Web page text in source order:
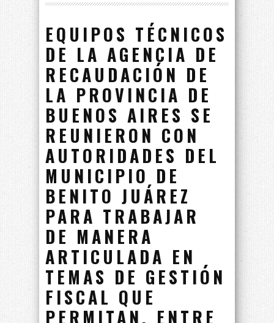
EQUIPOS TÉCNICOS
DE LA AGENCIA DE
RECAUDACIÓN DE
LA PROVINCIA DE
BUENOS AIRES SE
REUNIERON CON
AUTORIDADES DEL
MUNICIPIO DE
BENITO JUÁREZ
PARA TRABAJAR
DE MANERA
ARTICULADA EN
TEMAS DE GESTIÓN
FISCAL QUE
PERMITAN, ENTRE